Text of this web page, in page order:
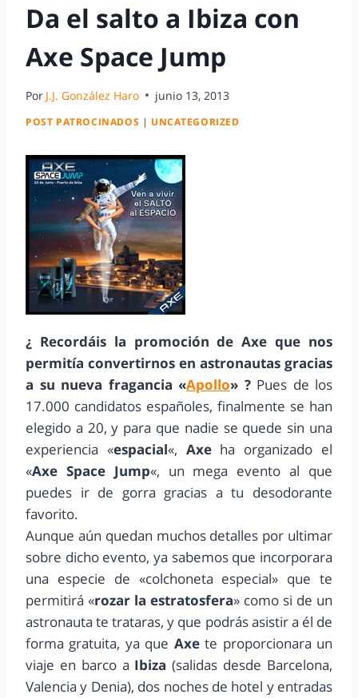
Da el salto a Ibiza con
Axe Space Jump
Por J.J. González Haro junio 13, 2013
POST PATROCINADOS | UNCATEGORIZED
¿ Recordáis la promoción de Axe que nos
permitía convertirnos en astronautas gracias
a su nueva fragancia «Apollo» ?Pues de los
17.000 candidatos españoles, finalmente se han
elegido a 20, y para que nadie se quede sin una
experiencia «espacial«, Axe ha organizado el
«Axe Space Jump«, un mega evento al que
puedes ir de gorra gracias a tu desodorante
favorito.
Aunque aún quedan muchos detalles por ultimar
sobre dicho evento, ya sabemos que incorporara
una especie de «colchoneta especial» que te
permitirá «rozar la estratosfera» como si de un
astronauta te trataras, y que podrás asistir a él de
forma gratuita, ya que Axete proporcionara un
viaje en barco a Ibiza (salidas desde Barcelona,
Valencia y Denia), dos noches de hotel y entradas